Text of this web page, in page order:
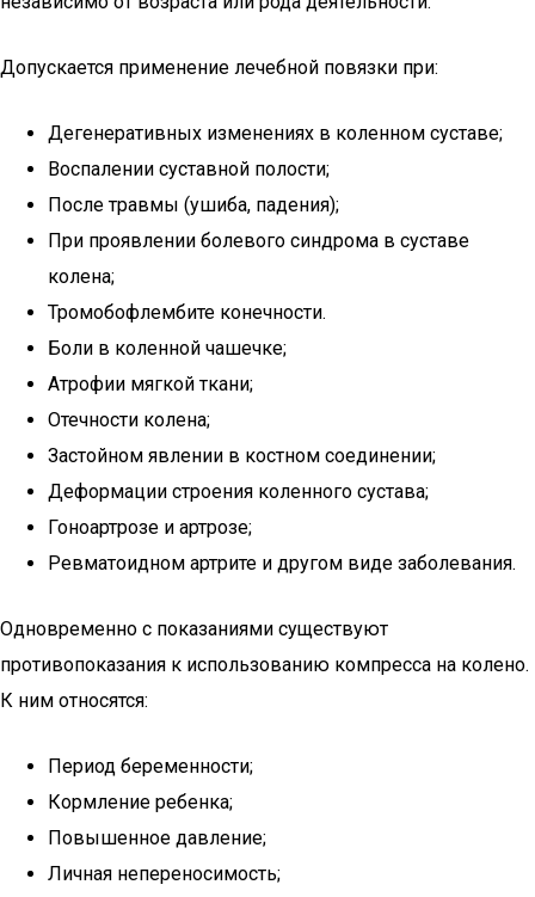
Допускается применение лечебной повязки при:
Дегенеративных изменениях в коленном суставе;
Воспалении суставной полости;
После травмы (ушиба, падения);
При проявлении болевого синдрома в суставе
колена;
Тромобофлембите конечности.
Боли в коленной чашечке;
Атрофии мягкой ткани;
Отечности колена;
Застойном явлении в костном соединении;
Деформации строения коленного сустава;
Гоноартрозе и артрозе;
Ревматоидном артрите и другом виде заболевания.
Одновременно с показаниями существуют
противопоказания к использованию компресса на колено.
К ним относятся:
Период беременности;
Кормление ребенка;
Повышенное давление;
Личная непереносимость;